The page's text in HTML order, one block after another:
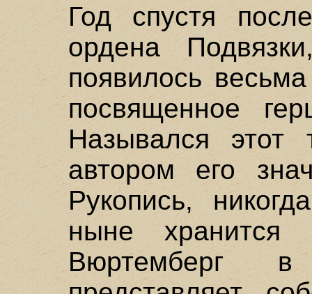
Год спустя
ордена
появилось
посвященное
Назывался этот
автором его
Рукопись,
ныне хранится
Вюртемберг в